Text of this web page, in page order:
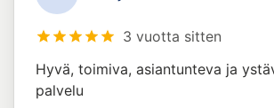
3 vuotta sitten
Hyvä, toimiva, asiantunteva ja
palvelu